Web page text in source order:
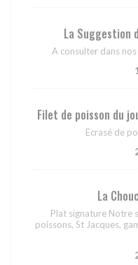
La Suggestion
A consulter dans
Filet de poisson du
Ecrasé de
La
Plat signature Notre
poissons, St Jacques,